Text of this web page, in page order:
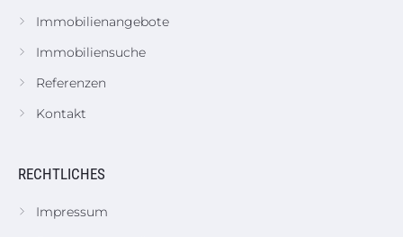
Immobilienangebote
Immobiliensuche
Referenzen
Kontakt
RECHTLICHES
Impressum